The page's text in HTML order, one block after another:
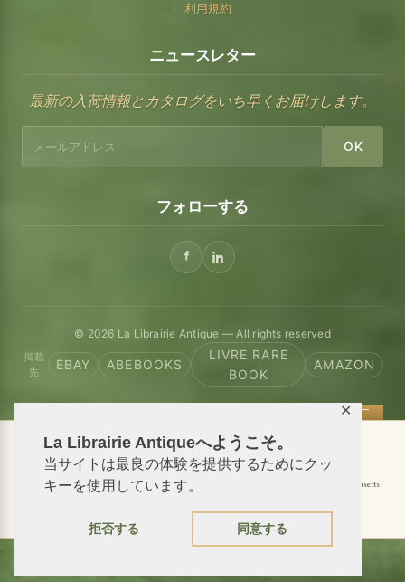
La Librairie Antiqueへようこそ。
当サイトは最良の体験を提供するためにクッ
キーを使用しています。
拒否する 同意する
✕
利用規約
ニュースレター
最新の入荷情報とカタログをいち早くお届けします。
OK
フォローする
© 2026 La Librairie Antique — All rights reserved
掲載
先
EBAY ABEBOOKS
LIVRE RARE
BOOK
AMAZON
📦 We ship antiquarian books worldwide
Shipping to USA Shipping to New York
Shipping to Massachusetts